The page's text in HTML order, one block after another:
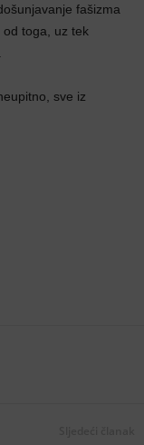
fašizma
toga, uz tek
sve iz